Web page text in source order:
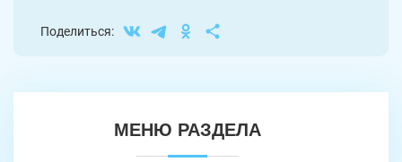
Поделиться:
МЕНЮ РАЗДЕЛА
Златоуст Магнитогорск